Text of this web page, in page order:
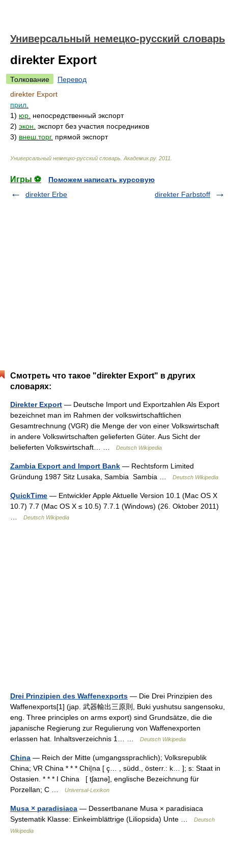
Универсальный немецко-русский словарь
direkter Export
Толкование
Перевод
direkter Export
прил.
1) юр. непосредственный экспорт
2) экон. экспорт без участия посредников
3) внеш.торг. прямой экспорт
Универсальный немецко-русский словарь Академик.ру. 2011
Игры ⚽
Поможем написать курсовую
direkter Erbe
direkter Farbstoff
Смотреть что такое "direkter Export" в других
словарях:
Direkter Export — Deutsche Import und Exportzahlen Als Export
bezeichnet man im Rahmen der volkswirtschaftlichen
Gesamtrechnung (VGR) die Menge der von einer Volkswirtschaft
in andere Volkswirtschaften gelieferten Güter. Aus Sicht der
belieferten Volkswirtschaft… …
Deutsch Wikipedia
Zambia Export and Import Bank — Rechtsform Limited
Gründung 1987 Sitz Lusaka, Sambia Sambia …
Deutsch Wikipedia
QuickTime — Entwickler Apple Aktuelle Version 10.1 (Mac OS X
10.7) 7.7 (Mac OS X ≤ 10.5) 7.7.1 (Windows) (26. Oktober 2011)
Deutsch Wikipedia
Drei Prinzipien des Waffenexports — Die Drei Prinzipien des
Waffenexports[1] (jap. 武器輸出三原則, Buki yushutsu sangensoku,
eng. Three principles on arms export) sind Grundsätze, die die
japanische Regierung zur Regulierung von Waffenexporten
erlassen hat. Inhaltsverzeichnis 1… …
Deutsch Wikipedia
China — Reich der Mitte (umgangssprachlich); Volksrepublik
China; VR China * * * Chi|na [ ç… , südd., österr.: k… ]; s: Staat in
Ostasien. * * * I China [ tʃaɪnə], englische Bezeichnung für
Porzellan; C …
Universal-Lexikon
Musa × paradisiaca — Dessertbanane Musa × paradisiaca
Systematik Klasse: Einkeimblättrige (Liliopsida) Unte …
Deutsch
Wikipedia